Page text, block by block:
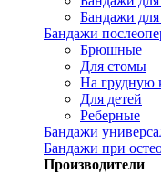
Бандажи для
Бандажи
Брюшные
Для стомы
На грудную
Для детей
Реберные
Бандажи
Бандажи при
Производители